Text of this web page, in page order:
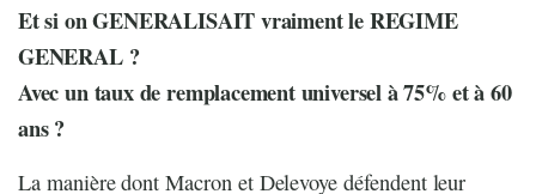
Et si on GENERALISAIT vraiment le REGIME
GENERAL ?
Avec un taux de remplacement universel à 75% et à 60
ans ?
La manière dont Macron et Delevoye défendent leur